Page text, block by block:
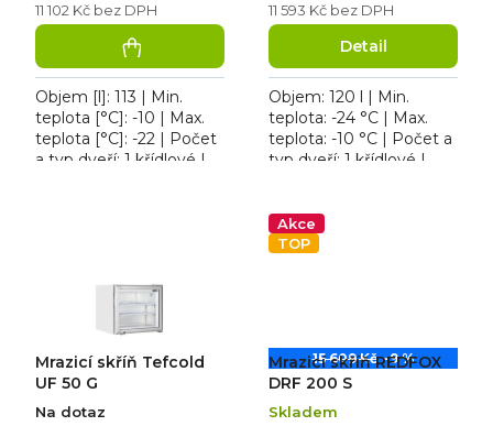
11 102 Kč bez DPH
Objem [l]: 113 | Min.
teplota [°C]: -10 | Max.
teplota [°C]: -22 | Počet
a typ dveří: 1 křídlové |
11 593 Kč bez DPH
Detail
Objem: 120 l | Min.
teplota: -24 °C | Max.
teplota: -10 °C | Počet a
typ dveří: 1 křídlové |
zámek dveří...
Mrazicí skříň Tefcold
UF 50 G
Na dotaz
Akce
TOP
15 609 Kč –9 %
Mrazicí skříň REDFOX
DRF 200 S
Skladem